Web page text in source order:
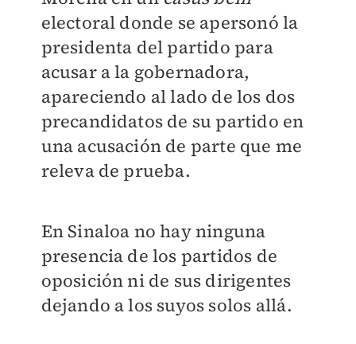
electoral donde se apersonó la
presidenta del partido para
acusar a la gobernadora,
apareciendo al lado de los dos
precandidatos de su partido en
una acusación de parte que me
releva de prueba.
En Sinaloa no hay ninguna
presencia de los partidos de
oposición ni de sus dirigentes
dejando a los suyos solos allá.